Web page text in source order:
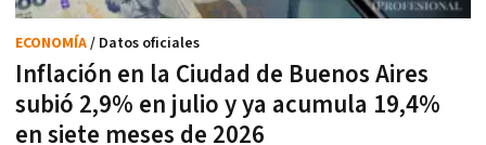
Inflación en la Ciudad de Buenos Aires
subió 2,9% en julio y ya acumula 19,4%
en siete meses de 2026
ECONOMÍA/ Datos oficiales